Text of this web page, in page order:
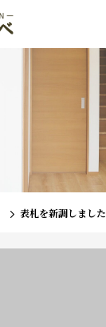
表札を新調しました